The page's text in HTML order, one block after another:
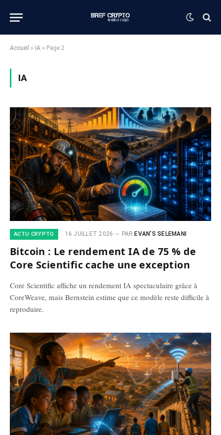
Accueil » IA » Page 2
IA
ACTU CRYPTO 16 JUILLET 2026 PAR EVAN'S SELEMANI
Bitcoin : Le rendement IA de 75 % de
Core Scientific cache une exception
Core Scientific affiche un rendement IA spectaculaire grâce à
CoreWeave, mais Bernstein estime que ce modèle reste difficile à
reproduire.